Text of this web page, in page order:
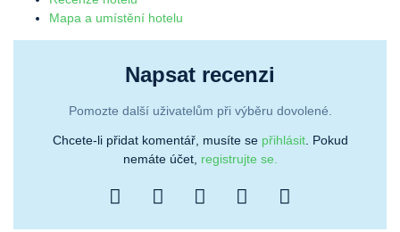
Mapa a umístění hotelu
Napsat recenzi
Pomozte další uživatelům při výběru dovolené.
Chcete-li přidat komentář, musíte se přihlásit. Pokud
nemáte účet, registrujte se.